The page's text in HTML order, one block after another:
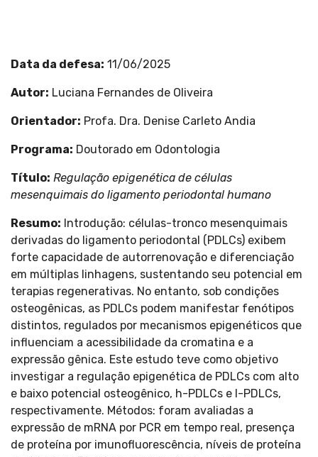
Data da defesa: 11/06/2025
Autor: Luciana Fernandes de Oliveira
Orientador: Profa. Dra. Denise Carleto Andia
Programa: Doutorado em Odontologia
Título: Regulação epigenética de células
mesenquimais do ligamento periodontal humano
Resumo: Introdução: células-tronco mesenquimais
derivadas do ligamento periodontal (PDLCs) exibem
forte capacidade de autorrenovação e diferenciação
em múltiplas linhagens, sustentando seu potencial em
terapias regenerativas. No entanto, sob condições
osteogênicas, as PDLCs podem manifestar fenótipos
distintos, regulados por mecanismos epigenéticos que
influenciam a acessibilidade da cromatina e a
expressão gênica. Este estudo teve como objetivo
investigar a regulação epigenética de PDLCs com alto
e baixo potencial osteogênico, h-PDLCs e l-PDLCs,
respectivamente. Métodos: foram avaliadas a
expressão de mRNA por PCR em tempo real, presença
de proteína por imunofluorescência, níveis de proteína